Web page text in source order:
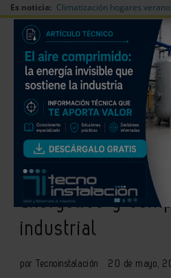
Es noticia: Climatización hogares verano
Redes Sociales Es noticia
El Coam acogerá
Certificados de
Energético y
industrial
por Tecnoinstalación 20 de mayo,